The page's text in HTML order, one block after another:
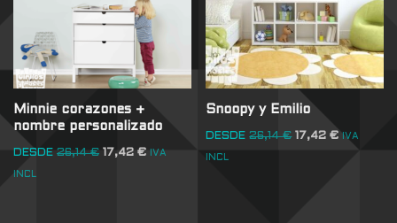
Minnie corazones +
nombre personalizado
DESDE 26,14€ 17,42 € IVA
INCL
Snoopy y Emilio
DESDE 26,14€ 17,42€ IVA
INCL